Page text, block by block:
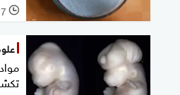
l
27